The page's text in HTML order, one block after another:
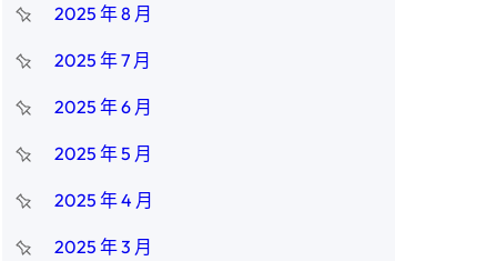
2025 年 8 月
2025 年 7 月
2025 年 6 月
2025 年 5 月
2025 年 4 月
2025 年 3 月